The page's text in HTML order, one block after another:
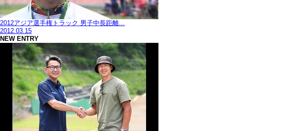
2012アジア選手権トラック 男子中長距離...
2012.03.15
NEW ENTRY